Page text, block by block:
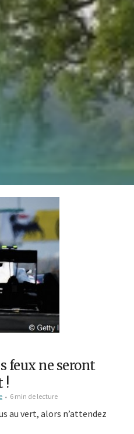
feux ne seront
!
6 min de lecture
au vert, alors n’attendez